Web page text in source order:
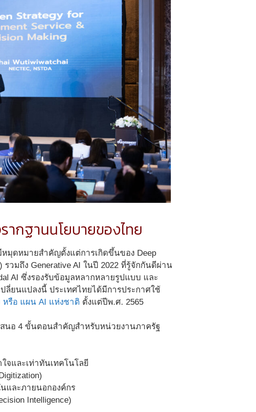
ากฐานนโยบายของไทย
มุดหมายสำคัญตั้งแต่การเกิดขึ้นของ Deep
รวมถึง Generative AI ในปี 2022 ที่รู้จักกันดีผ่าน
AI ซึ่งรองรับข้อมูลหลากหลายรูปแบบ และ
ลี่ยนแปลงนี้ ประเทศไทยได้มีการประกาศใช้
รือ แผน AI แห่งชาติ ตั้งแต่ปีพ.ศ. 2565
นอ 4 ขั้นตอนสำคัญสำหรับหน่วยงานภาครัฐ
จและเท่าทันเทคโนโลยี
และภายนอกองค์กร
Intelligence)